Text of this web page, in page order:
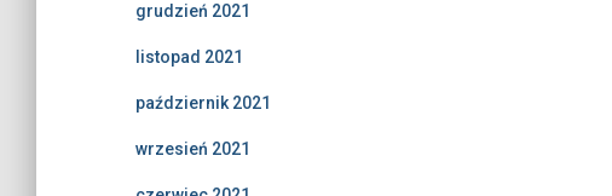
grudzień 2021
listopad 2021
październik 2021
wrzesień 2021